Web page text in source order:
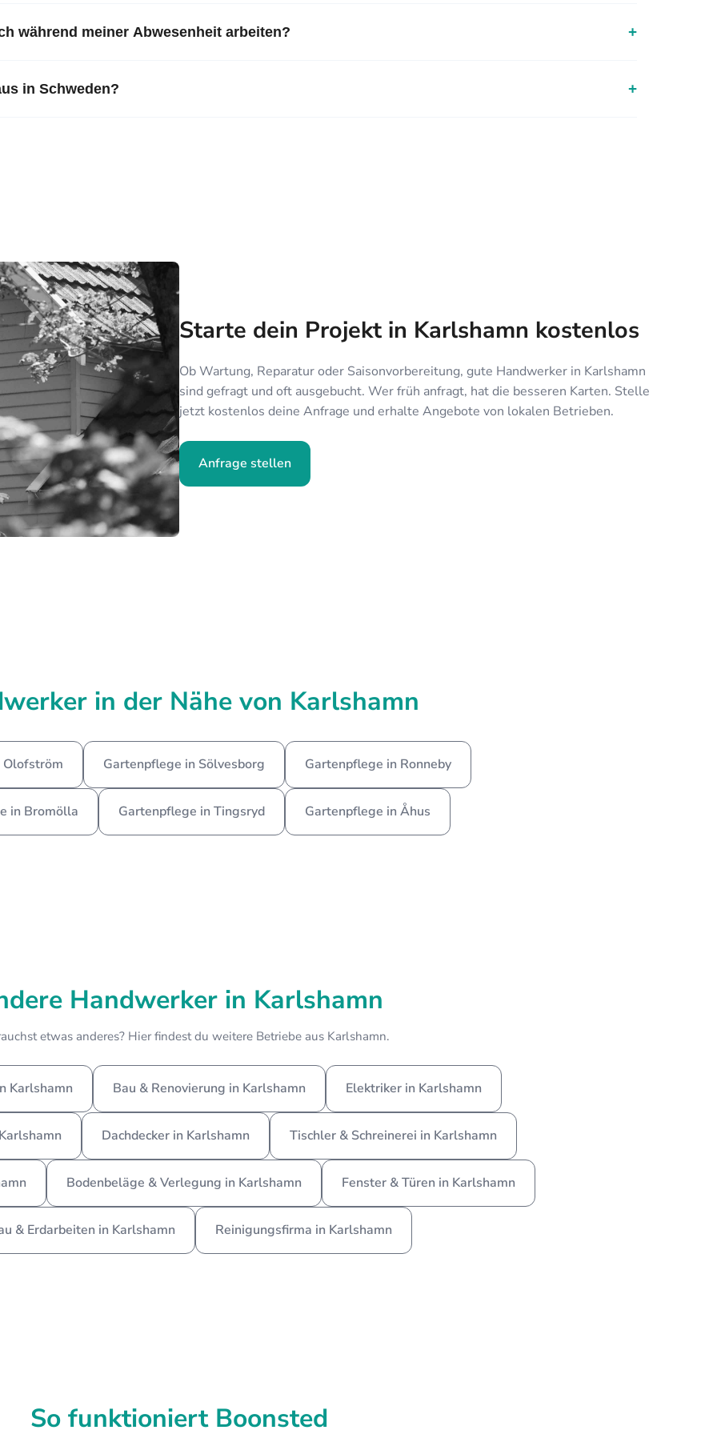
während meiner Abwesenheit arbeiten? +
in Schweden? +
Starte dein Projekt in Karlshamn kostenlos
Ob Wartung, Reparatur oder Saisonvorbereitung, gute Handwerker in Karlshamn
sind gefragt und oft ausgebucht. Wer früh anfragt, hat die besseren Karten. Stelle
jetzt kostenlos deine Anfrage und erhalte Angebote von lokalen Betrieben.
Anfrage stellen
in der Nähe von Karlshamn
Gartenpflege in Sölvesborg Gartenpflege in Ronneby
in Bromölla Gartenpflege in Tingsryd Gartenpflege in Åhus
Handwerker in Karlshamn
etwas anderes? Hier findest du weitere Betriebe aus Karlshamn.
Karlshamn Bau & Renovierung in Karlshamn Elektriker in Karlshamn
Dachdecker in Karlshamn Tischler & Schreinerei in Karlshamn
Bodenbeläge & Verlegung in Karlshamn Fenster & Türen in Karlshamn
& Erdarbeiten in Karlshamn Reinigungsfirma in Karlshamn
So funktioniert Boonsted